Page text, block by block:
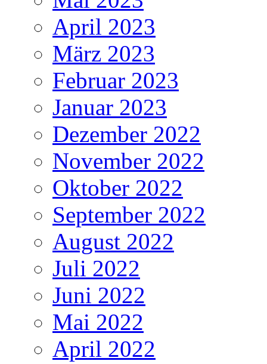
April 2023
März 2023
Februar 2023
Januar 2023
Dezember 2022
November 2022
Oktober 2022
September 2022
August 2022
Juli 2022
Juni 2022
Mai 2022
April 2022